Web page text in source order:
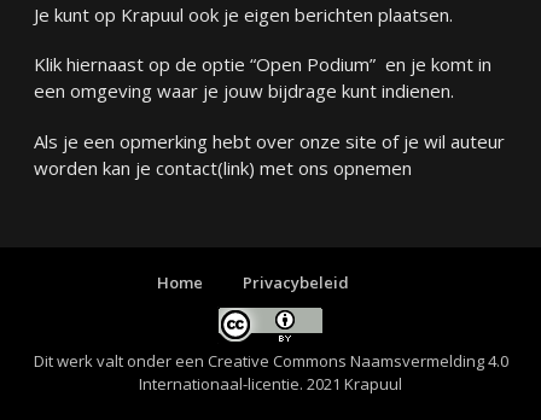
Je kunt op Krapuul ook je eigen berichten plaatsen.
Klik hiernaast op de optie “Open Podium” en je komt in
een omgeving waar je jouw bijdrage kunt indienen.
Als je een opmerking hebt over onze site of je wil auteur
worden kan je contact(link) met ons opnemen
Home Privacybeleid
Dit werk valt onder een Creative Commons Naamsvermelding 4.0
Internationaal-licentie. 2021 Krapuul